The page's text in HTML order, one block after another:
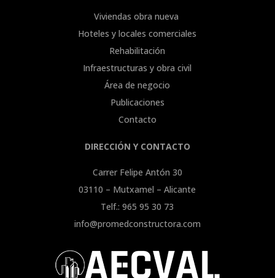
Viviendas obra nueva
Hoteles y locales comerciales
Rehabilitación
Infraestructuras y obra civil
Área de negocio
Publicaciones
Contacto
DIRECCIÓN Y CONTACTO
Carrer Felipe Antón 30
03110 – Mutxamel – Alicante
Telf.: 965 95 30 73
info@promedconstructora.com